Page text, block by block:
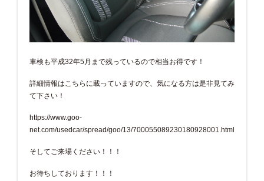
車検も平成32年5月まで残っているので相当お得です！
詳細情報はこちらに載っていますので、気になる方は是非見てみ
て下さい！
https://www.goo-
net.com/usedcar/spread/goo/13/700055089230180928001.html
そしてご来場ください！！！
お待ちしております！！！